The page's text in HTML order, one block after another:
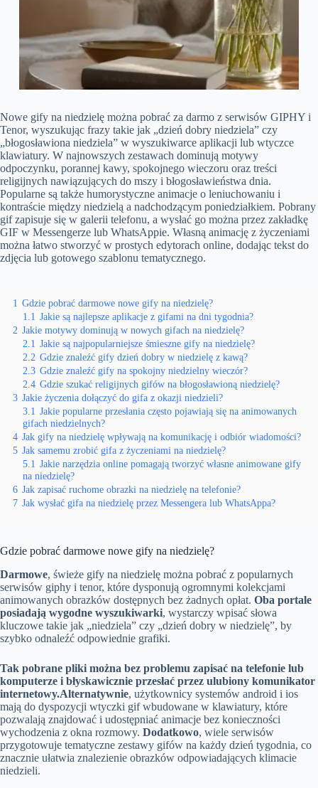
Nowe gify na niedzielę można pobrać za darmo z serwisów GIPHY i
Tenor, wyszukując frazy takie jak „dzień dobry niedziela” czy
„błogosławiona niedziela” w wyszukiwarce aplikacji lub wtyczce
klawiatury. W najnowszych zestawach dominują motywy
odpoczynku, porannej kawy, spokojnego wieczoru oraz treści
religijnych nawiązujących do mszy i błogosławieństwa dnia.
Popularne są także humorystyczne animacje o leniuchowaniu i
kontraście między niedzielą a nadchodzącym poniedziałkiem. Pobrany
gif zapisuje się w galerii telefonu, a wysłać go można przez zakładkę
GIF w Messengerze lub WhatsAppie. Własną animację z życzeniami
można łatwo stworzyć w prostych edytorach online, dodając tekst do
zdjęcia lub gotowego szablonu tematycznego.
1 Gdzie pobrać darmowe nowe gify na niedzielę?
1.1 Jakie są najlepsze aplikacje z gifami na dni tygodnia?
2 Jakie motywy dominują w nowych gifach na niedzielę?
2.1 Jakie są najpopularniejsze śmieszne gify na niedzielę?
2.2 Gdzie znaleźć gify dzień dobry w niedzielę z kawą?
2.3 Gdzie znaleźć gify na spokojny niedzielny wieczór?
2.4 Gdzie szukać religijnych gifów na błogosławioną niedzielę?
3 Jakie życzenia dołączyć do gifa z okazji niedzieli?
3.1 Jakie popularne przesłania często pojawiają się na animowanych
gifach niedzielnych?
4 Jak gify na niedzielę wpływają na komunikację i odbiór wiadomości?
5 Jak samemu zrobić gifa z życzeniami na niedzielę?
5.1 Jakie narzędzia online pomagają tworzyć własne animowane gify
na niedzielę?
6 Jak zapisać ruchome obrazki na niedzielę na telefonie?
7 Jak wysłać gifa na niedzielę przez Messengera lub WhatsAppa?
Gdzie pobrać darmowe nowe gify na niedzielę?
Darmowe, świeże gify na niedzielę można pobrać z popularnych
serwisów giphy i tenor, które dysponują ogromnymi kolekcjami
animowanych obrazków dostępnych bez żadnych opłat. Oba portale
posiadają wygodne wyszukiwarki, wystarczy wpisać słowa
kluczowe takie jak „niedziela” czy „dzień dobry w niedzielę”, by
szybko odnaleźć odpowiednie grafiki.
Tak pobrane pliki można bez problemu zapisać na telefonie lub
komputerze i błyskawicznie przesłać przez ulubiony komunikator
internetowy.Alternatywnie, użytkownicy systemów android i ios
mają do dyspozycji wtyczki gif wbudowane w klawiatury, które
pozwalają znajdować i udostępniać animacje bez konieczności
wychodzenia z okna rozmowy. Dodatkowo, wiele serwisów
przygotowuje tematyczne zestawy gifów na każdy dzień tygodnia, co
znacznie ułatwia znalezienie obrazków odpowiadających klimacie
niedzieli.